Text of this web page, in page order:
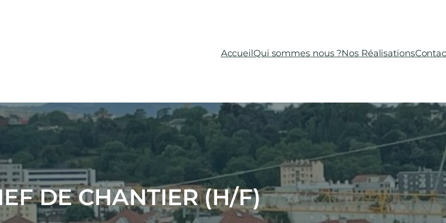
AccueilQui sommes nous ?Nos Réalisations
DE CHANTIER (H/F)